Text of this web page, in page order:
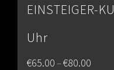
EINSTEIGER-
Uhr
€65.00–€80.00